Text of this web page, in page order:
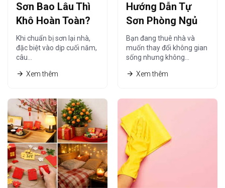
Sơn Bao Lâu Thì
Khô Hoàn Toàn?
Thời Gian Khô
Sơn Nội Thất Chi
Tiết Nhất
Khi chuẩn bị sơn lại nhà,
đặc biệt vào dịp cuối năm,
câu…
Xem thêm
Hướng Dẫn Tự
Sơn Phòng Ngủ
Tiết Kiệm Cho
Người Thuê Nhà
Bạn đang thuê nhà và
muốn thay đổi không gian
sống nhưng không…
Xem thêm